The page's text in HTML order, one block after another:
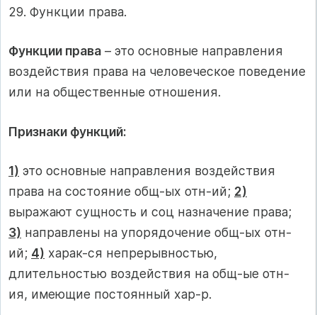
29. Функции права.
Функции права – это основные направления
воздействия права на человеческое поведение
или на общественные отношения.
Признаки функций:
1) это основные направления воздействия
права на состояние общ-ых отн-ий; 2)
выражают сущность и соц назначение права;
3) направлены на упорядочение общ-ых отн-
ий; 4) харак-ся непрерывностью,
длительностью воздействия на общ-ые отн-
ия, имеющие постоянный хар-р.